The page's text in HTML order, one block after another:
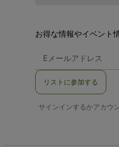
お得な情報やイベント
メ
ア
ス
リストに参加する
サインインするかアカウ